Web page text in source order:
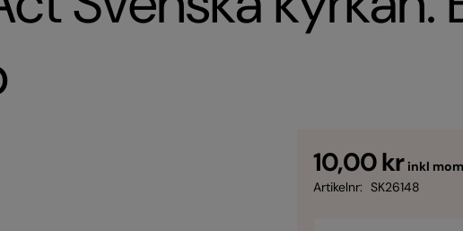
10,00 kr inkl
Artikelnr: SK26148